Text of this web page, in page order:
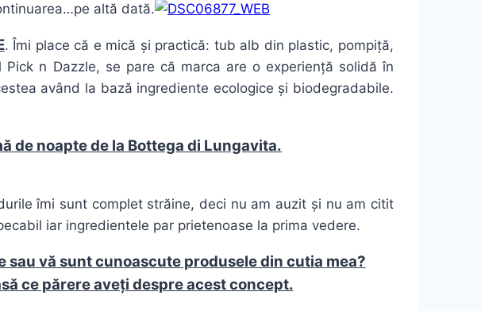
altă dată.
. Îmi place că e mică și practică: tub alb din plastic, pompiță,
n Dazzle, se pare că marca are o experiență solidă în
având la bază ingrediente ecologice și biodegradabile.
de noapte de la Bottega di Lungavita.
îmi sunt complet străine, deci nu am auzit și nu am citit
iar ingredientele par prietenoase la prima vedere.
sau vă sunt cunoascute produsele din cutia mea?
ce părere aveți despre acest concept.